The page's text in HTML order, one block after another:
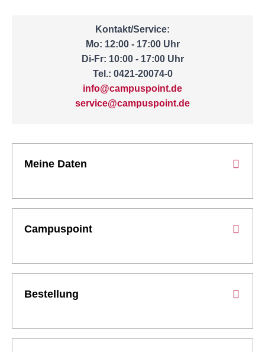
Kontakt/Service:
Mo: 12:00 - 17:00 Uhr
Di-Fr: 10:00 - 17:00 Uhr
Tel.: 0421-20074-0
info@campuspoint.de
service@campuspoint.de
Meine Daten
Campuspoint
Bestellung